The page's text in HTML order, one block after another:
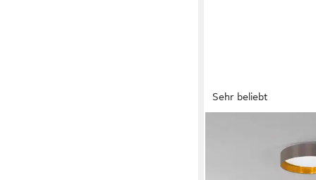
Sehr beliebt
LED Deckenleuchte
131,90 €
nur bis Dienstag